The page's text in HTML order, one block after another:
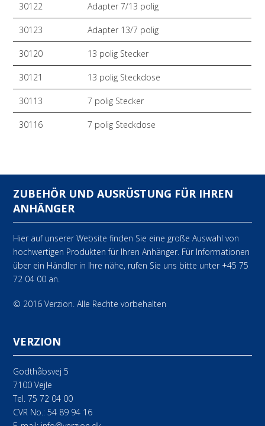
30122
Adapter 7/13 polig
30123 Adapter 13/7 polig
30120 13 polig Stecker
30121 13 polig Steckdose
30113 7 polig Stecker
30116 7 polig Steckdose
ZUBEHÖR UND AUSRÜSTUNG FÜR IHREN
ANHÄNGER
Hier auf unserer Website finden Sie eine große Auswahl von
hochwertigen Produkten für Ihren Anhänger. Für Informationen
über ein Händler in Ihre nähe, rufen Sie uns bitte unter +45 75
72 04 00 an.
© 2016 Verzion. Alle Rechte vorbehalten
VERZION
Godthåbsvej 5
7100 Vejle
Tel.75 72 04 00
CVR No.: 54 89 94 16